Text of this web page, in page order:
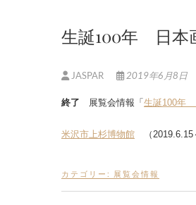
生誕100年 日本
JASPAR 2019年6月8日
終了 展覧会情報「生誕100年
米沢市上杉博物館 （2019.6.15
カテゴリー: 展覧会情報